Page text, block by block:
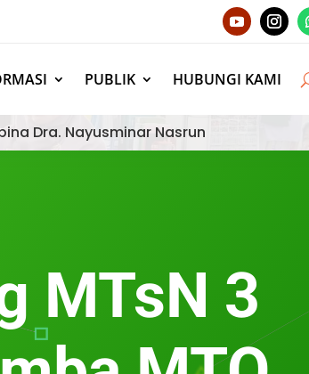
PUBLIK HUBUNGI KAMI
Dra. Nayusminar Nasrun
MTsN 3